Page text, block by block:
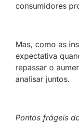
consumidores
Mas, como as
expectativa
repassar o
analisar juntos.
Pontos frágeis